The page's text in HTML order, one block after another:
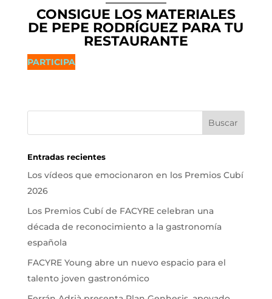
CONSIGUE LOS MATERIALES
DE PEPE RODRÍGUEZ PARA TU
RESTAURANTE
PARTICIPA
Entradas recientes
Los vídeos que emocionaron en los Premios Cubí
2026
Los Premios Cubí de FACYRE celebran una
década de reconocimiento a la gastronomía
española
FACYRE Young abre un nuevo espacio para el
talento joven gastronómico